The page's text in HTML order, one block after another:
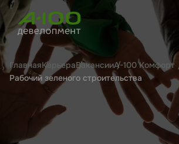
ГлавнаяКарьераВакансииА-100 Комфорт
Рабочий зеленого строительства